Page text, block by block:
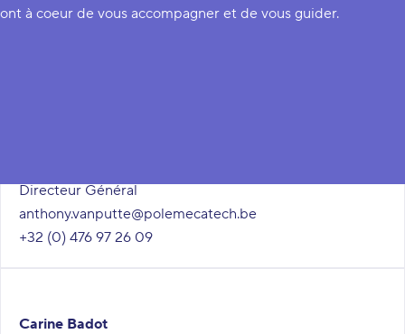
ont à coeur de vous accompagner et de vous guider.
Directeur Général
anthony.vanputte@polemecatech.be
+32 (0) 476 97 26 09
Carine Badot